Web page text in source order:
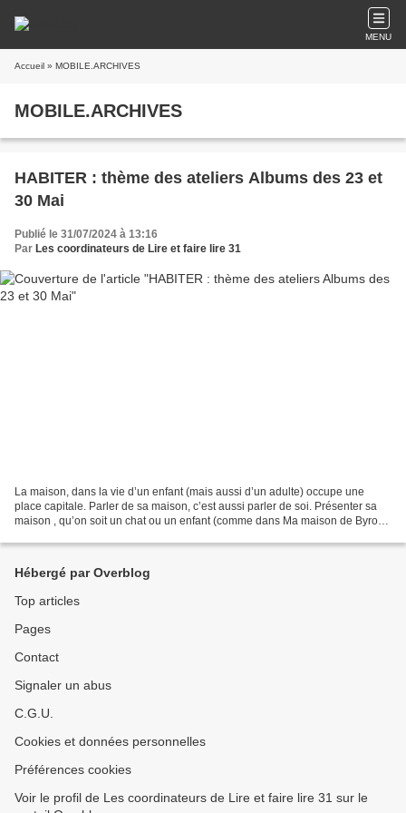
MENU
Accueil » MOBILE.ARCHIVES
MOBILE.ARCHIVES
HABITER : thème des ateliers Albums des 23 et
30 Mai
Publié le 31/07/2024 à 13:16
Par Les coordinateurs de Lire et faire lire 31
La maison, dans la vie d’un enfant (mais aussi d’un adulte) occupe une
place capitale. Parler de sa maison, c’est aussi parler de soi. Présenter sa
maison , qu’on soit un chat ou un enfant (comme dans Ma maison de Byron
Hébergé par Overblog
Top articles
Pages
Contact
Signaler un abus
C.G.U.
Cookies et données personnelles
Préférences cookies
Voir le profil de Les coordinateurs de Lire et faire lire 31 sur le